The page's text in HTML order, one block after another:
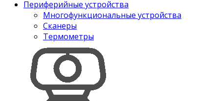
Периферийные устройства
Многофункциональные устройства
Сканеры
Термометры